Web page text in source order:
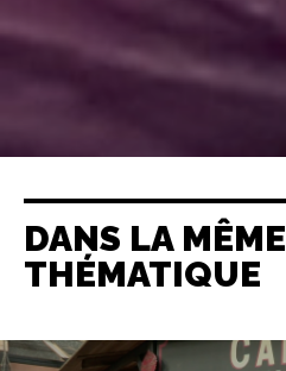
DANS LA MÊME
THÉMATIQUE